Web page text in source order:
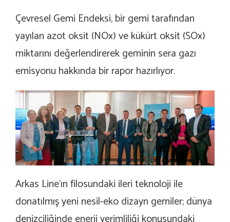
Çevresel Gemi Endeksi, bir gemi tarafından
yayılan azot oksit (NOx) ve kükürt oksit (SOx)
miktarını değerlendirerek geminin sera gazı
emisyonu hakkında bir rapor hazırlıyor.
Arkas Line’ın filosundaki ileri teknoloji ile
donatılmış yeni nesil-eko dizayn gemiler; dünya